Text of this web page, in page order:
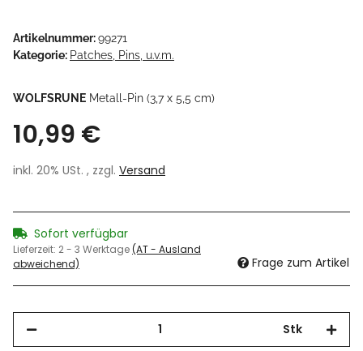
Artikelnummer:99271
Kategorie: Patches, Pins, u.v.m.
WOLFSRUNE Metall-Pin (3,7 x 5,5 cm)
10,99 €
inkl. 20% USt. , zzgl. Versand
Sofort verfügbar
Lieferzeit: 2 - 3 Werktage(AT - Ausland
abweichend)
Frage zum Artikel
Stk